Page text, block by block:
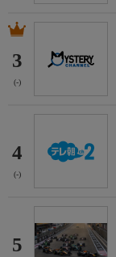
3
(-)
4
(-)
5